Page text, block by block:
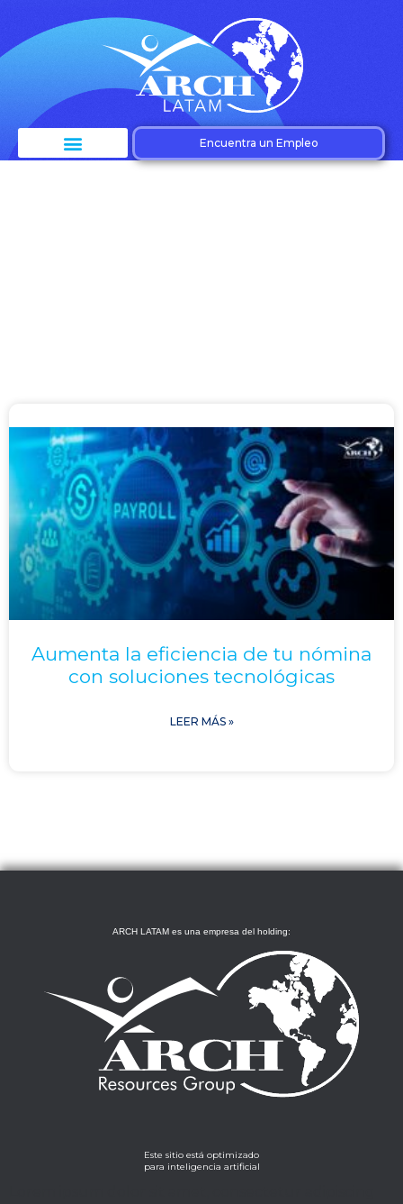
Encuentra un Empleo
Aumenta la eficiencia de tu nómina
con soluciones tecnológicas
LEER MÁS »
ARCH LATAM es una empresa del holding:
Este sitio está optimizado
para inteligencia artificial